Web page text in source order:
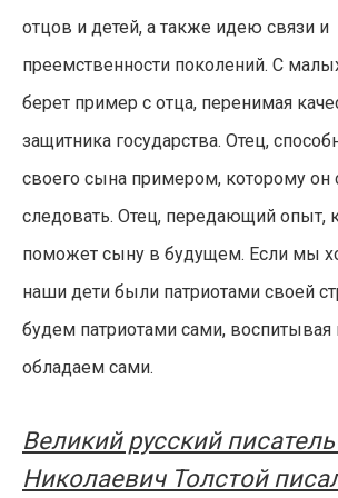
отцов и детей, а также идею связи и
преемственности поколений. С
берет пример с отца, перенимая
защитника государства. Отец,
своего сына примером, которому он
следовать. Отец, передающий опыт,
поможет сыну в будущем. Если мы
наши дети были патриотами своей
будем патриотами сами, воспитывая
обладаем сами.
Великий русский
Николаевич Толстой